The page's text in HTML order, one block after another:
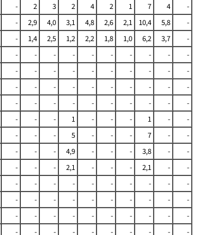
- 2 3 2 4 2 1 7 4
-
- 2,9 4,0 3,1 4,8 2,6 2,1 10,4 5,8
-
- 1,4 2,5 1,2 2,2 1,8 1,0 6,2 3,7
-
- - - - - - - - -
-
- - - - - - - - -
-
- - - - - - - - -
-
- - - - - - - - -
-
- - - 1 - - - 1 -
-
- - - 5 - - - 7 -
-
- - - 4,9 - - - 3,8 -
-
- - - 2,1 - - - 2,1 -
-
- - - - - - - - -
-
- - - - - - - - -
-
- - - - - - - - -
-
- - - - - - - - - -